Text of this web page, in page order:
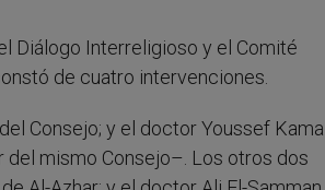
Diálogo Interreligioso y el Comité
de cuatro intervenciones.
Consejo; y el doctor Youssef Kamal
del mismo Consejo–. Los otros dos